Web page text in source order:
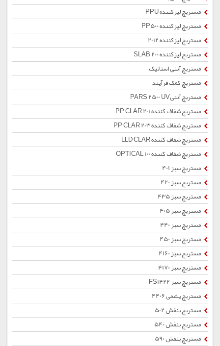
مستربچ لیزکننده PPU
مستربچ لیزکننده PP500
مستربچ لیزکننده 2012
مستربچ لیزکننده SLAB 200
مستربچ آنتی استاتیک
مستربچ کمک فرآیند
مستربچ آنتیPARS 2500 UV
مستربچ شفاف کننده PP CLAR 201
مستربچ شفاف کننده PP CLAR 203
مستربچ شفاف کننده LLD CLAR
مستربچ شفاف کننده OPTICAL 100
مستربچ سبز 401
مستربچ سبز 420
مستربچ سبز 435
مستربچ سبز 405
مستربچ سبز 440
مستربچ سبز 450
مستربچ سبز 4160
مستربچ سبز 4170
مستربچ سبز FS1422
مستربچ یشمی 4406
مستربچ بنفش 502
مستربچ بنفش 540
مستربچ بنفش 590